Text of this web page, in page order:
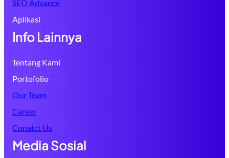
SEO Advance
Aplikasi
Info Lainnya
Tentang Kami
Portofolio
Our Team
Career
Conatct Us
Media Sosial